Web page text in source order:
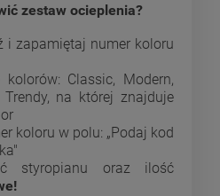
zestaw ocieplenia?
i zapamiętaj numer koloru
Classic, Modern,
na której znajduje
koloru w polu: „Podaj kod
styropianu oraz ilość